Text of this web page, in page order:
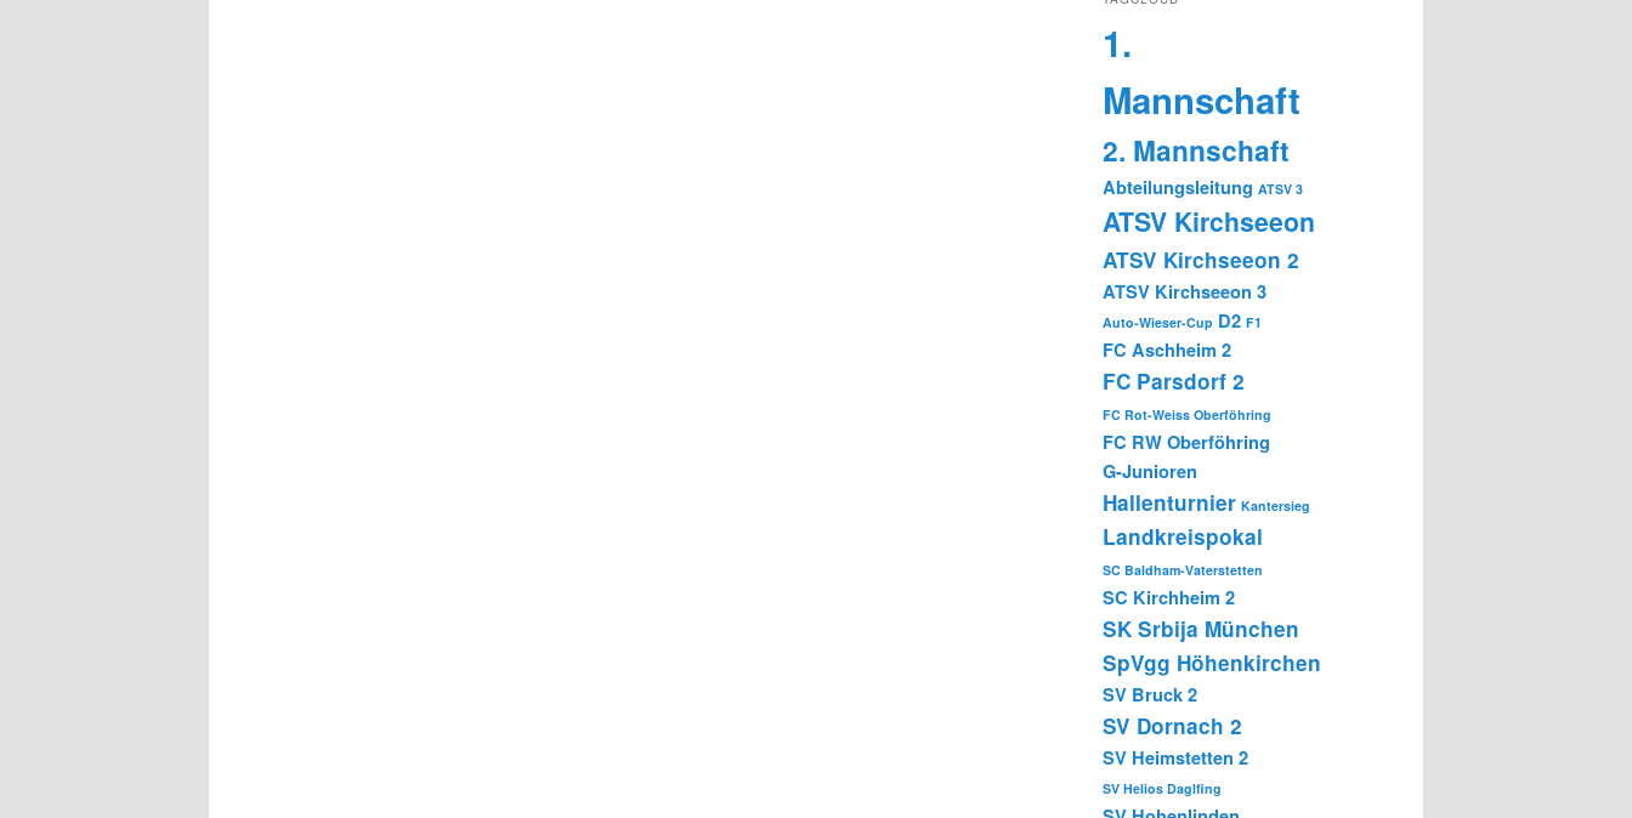
1.
Mannschaft
2. Mannschaft
Abteilungsleitung ATSV 3
ATSV Kirchseeon
ATSV Kirchseeon 2
ATSV Kirchseeon 3
Auto-Wieser-Cup D2 F1
FC Aschheim 2
FC Parsdorf 2
FC Rot-Weiss Oberföhring
FC RW Oberföhring
G-Junioren
Hallenturnier Kantersieg
Landkreispokal
SC Baldham-Vaterstetten
SC Kirchheim 2
SK Srbija München
SpVgg Höhenkirchen
SV Bruck 2
SV Dornach 2
SV Heimstetten 2
SV Helios Daglfing